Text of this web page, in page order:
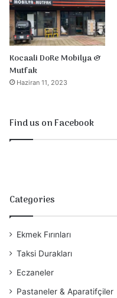
Kocaali DoRe Mobilya &
Mutfak
Haziran 11, 2023
Find us on Facebook
Categories
Ekmek Fırınları
Taksi Durakları
Eczaneler
Pastaneler & Aparatifçiler